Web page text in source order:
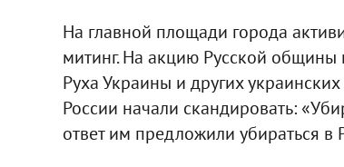
На главной площади города
митинг. На акцию Русской
Руха Украины и других
России начали скандировать:
ответ им предложили убираться